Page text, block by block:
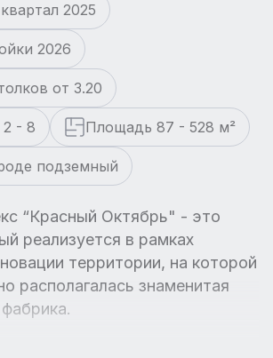
2025
2026
от 3.20
- 8 Площадь 87 - 528 м²
подземный
“Красный Октябрь" - это
реализуется в рамках
территории, на которой
располагалась знаменитая